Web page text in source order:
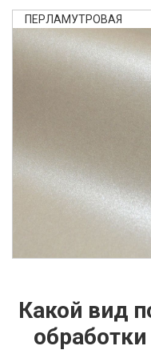
ПЕРЛАМУТРОВАЯ
Какой вид